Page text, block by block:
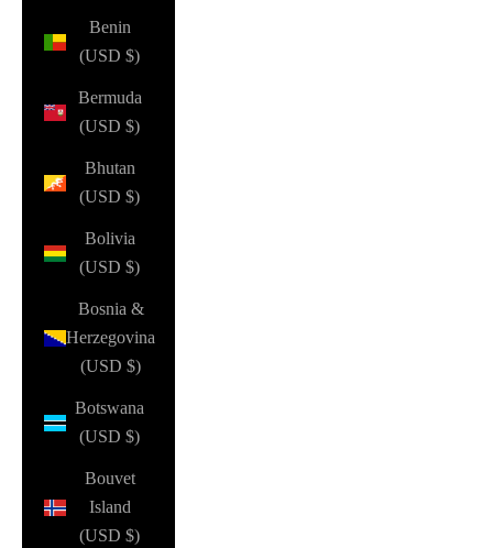
Benin
(USD $)
Bermuda
(USD $)
Bhutan
(USD $)
Bolivia
(USD $)
Bosnia &
Herzegovina
(USD $)
Botswana
(USD $)
Bouvet
Island
(USD $)